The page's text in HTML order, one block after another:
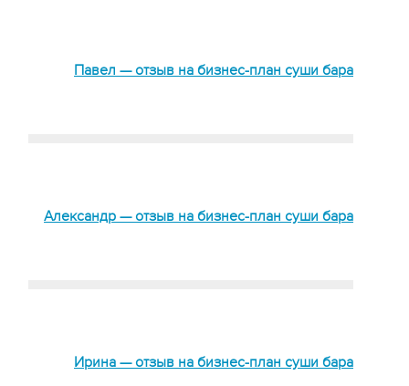
Павел — отзыв на бизнес-план суши бара
Александр — отзыв на бизнес-план суши бара
Ирина — отзыв на бизнес-план суши бара